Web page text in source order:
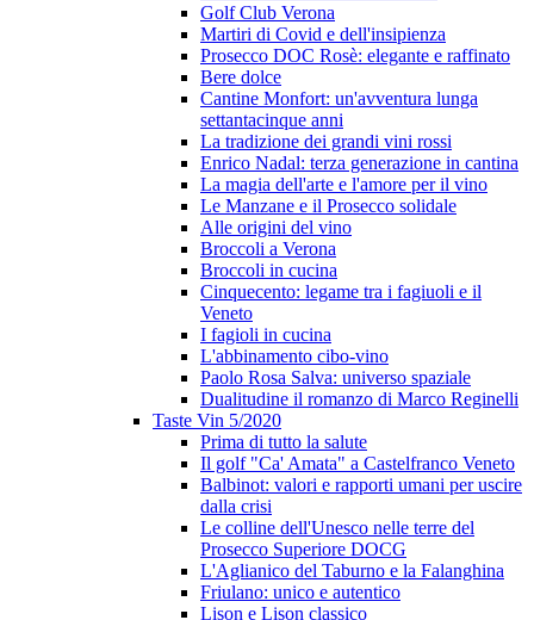
Golf Club Verona
Martiri di Covid e dell'insipienza
Prosecco DOC Rosè: elegante e raffinato
Bere dolce
Cantine Monfort: un'avventura lunga
settantacinque anni
La tradizione dei grandi vini rossi
Enrico Nadal: terza generazione in cantina
La magia dell'arte e l'amore per il vino
Le Manzane e il Prosecco solidale
Alle origini del vino
Broccoli a Verona
Broccoli in cucina
Cinquecento: legame tra i fagiuoli e il
Veneto
I fagioli in cucina
L'abbinamento cibo-vino
Paolo Rosa Salva: universo spaziale
Dualitudine il romanzo di Marco Reginelli
Taste Vin 5/2020
Prima di tutto la salute
Il golf "Ca' Amata" a Castelfranco Veneto
Balbinot: valori e rapporti umani per uscire
dalla crisi
Le colline dell'Unesco nelle terre del
Prosecco Superiore DOCG
L'Aglianico del Taburno e la Falanghina
Friulano: unico e autentico
Lison e Lison classico